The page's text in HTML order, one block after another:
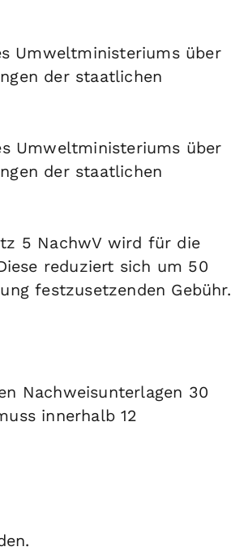
Umweltministeriums über
der staatlichen
Umweltministeriums über
der staatlichen
5 NachwV wird für die
reduziert sich um 50
festzusetzenden Gebühr.
Nachweisunterlagen 30
innerhalb 12